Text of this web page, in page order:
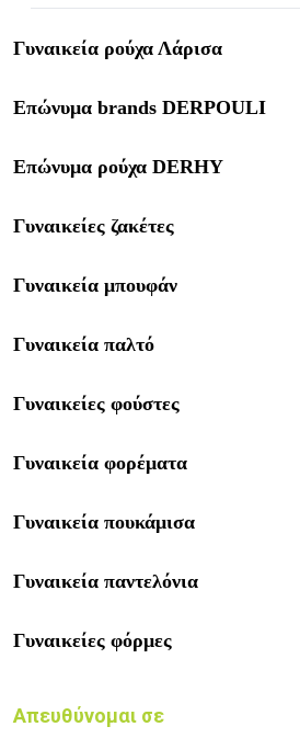
Γυναικεία ρούχα Λάρισα
Επώνυμα brands DERPOULI
Επώνυμα ρούχα DERHY
Γυναικείες ζακέτες
Γυναικεία μπουφάν
Γυναικεία παλτό
Γυναικείες φούστες
Γυναικεία φορέματα
Γυναικεία πουκάμισα
Γυναικεία παντελόνια
Γυναικείες φόρμες
Απευθύνομαι σε